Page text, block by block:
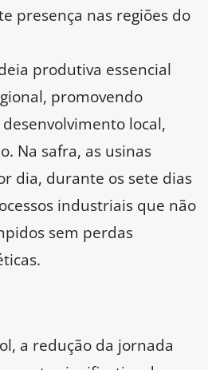
presença nas regiões do
produtiva essencial
promovendo
local,
Na safra, as usinas
dia, durante os sete dias
industriais que não
sem perdas
a redução da jornada